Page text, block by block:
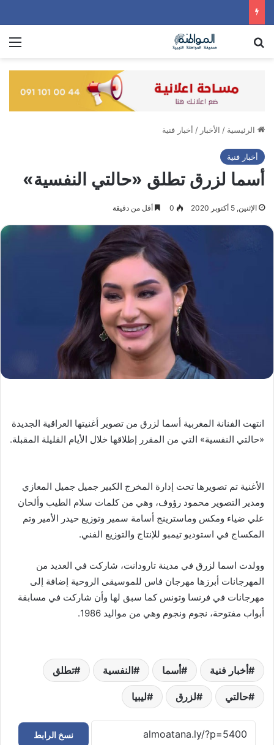
الرئيسية / الأخبار / أخبار فنية
أخبار فنية
أسما لزرق تطلق «حالتي النفسية»
الإثنين, 5 أكتوبر 2020 0 أقل من دقيقة
انتهت الفنانة المغربية أسما لزرق من تصوير أغنيتها العراقية الجديدة
«حالتي النفسية» التي من المقرر إطلاقها خلال الأيام القليلة المقبلة.
الأغنية تم تصويرها تحت إدارة المخرج الكبير جميل جميل المعازي
ومدير التصوير محمود رؤوف، وهي من كلمات سلام الطيب وألحان
علي ضياء ومكس وماسترينج أسامة سمير وتوزيع حيدر الأمير وتم
المكساج في استوديو تيمبو للإنتاج والتوزيع الفني.
وولدت اسما لزرق في مدينة تارودانت، شاركت في العديد من
المهرجانات أبرزها مهرجان فاس للموسيقى الروحية إضافة إلى
مهرجانات في فرنسا وتونس كما سبق لها وأن شاركت في مسابقة
أبواب مفتوحة، نجوم ونجوم وهي من مواليد 1986.
أخبار فنية أسما النفسية تطلق
حالتي لزرق ليبيا
نسخ الرابط